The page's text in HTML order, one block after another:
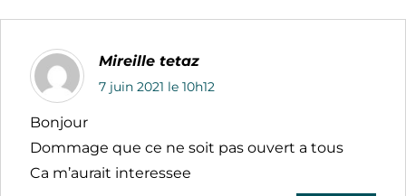
Mireille tetaz
7 juin 2021 le 10h12
Bonjour
Dommage que ce ne soit pas ouvert a tous
Ca m’aurait interessee